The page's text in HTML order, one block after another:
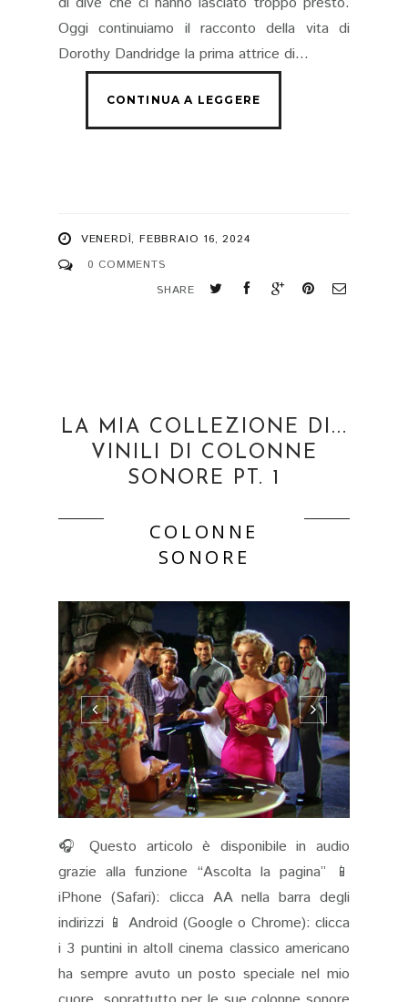
Oggi continuiamo il racconto della vita di
Dorothy Dandridge la prima attrice di...
VENERDÌ, FEBBRAIO 16, 2024
0 COMMENTS
SHARE
LA MIA COLLEZIONE DI...
VINILI DI COLONNE
SONORE PT. 1
COLONNE
SONORE
🎧 Questo articolo è disponibile in audio
grazie alla funzione “Ascolta la pagina” 📱
iPhone (Safari): clicca AA nella barra degli
indirizzi 📱 Android (Google o Chrome): clicca
i 3 puntini in altoIl cinema classico americano
ha sempre avuto un posto speciale nel mio